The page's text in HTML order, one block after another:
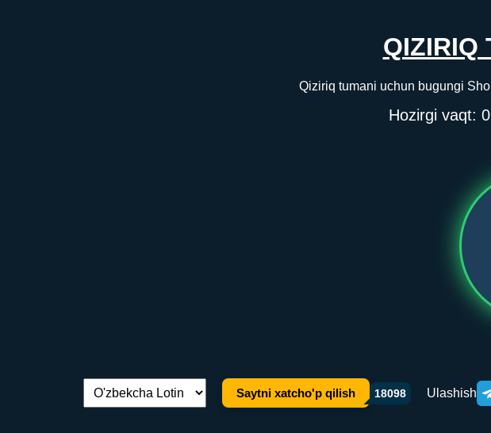
QIZIRIQ
Qiziriq tumani uchun bugungi
Hozirgi vaqt:
Tilni almashtirish: Saytni xatcho'p qilish 18098 Ulashish